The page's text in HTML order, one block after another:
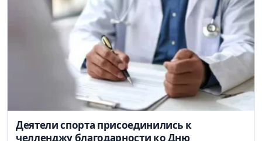
Деятели спорта присоединились к
челленджу благодарности ко Дню